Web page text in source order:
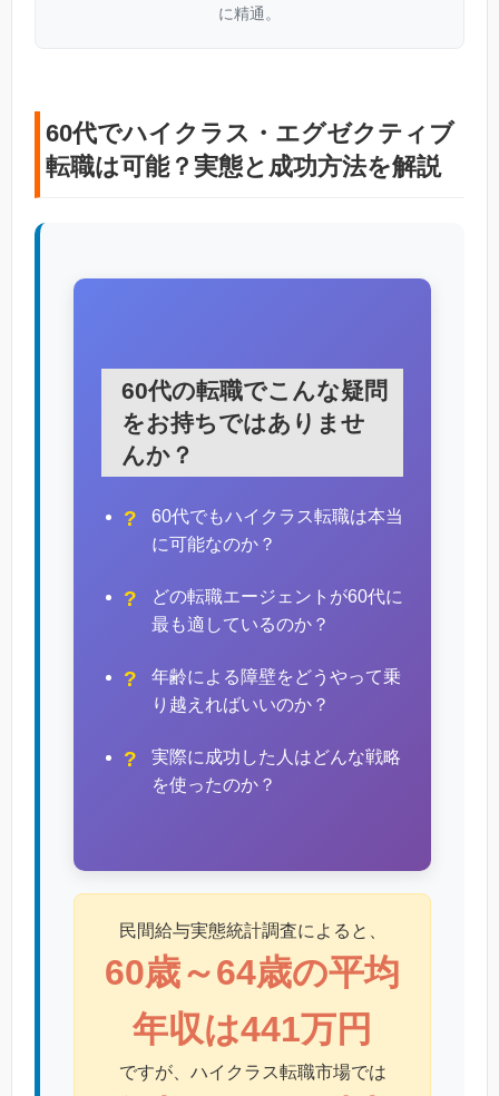
に精通。
60代でハイクラス・エグゼクティブ
転職は可能？実態と成功方法を解説
60代の転職でこんな疑問
をお持ちではありませ
んか？
60代でもハイクラス転職は本当
に可能なのか？
どの転職エージェントが60代に
最も適しているのか？
年齢による障壁をどうやって乗
り越えればいいのか？
実際に成功した人はどんな戦略
を使ったのか？
民間給与実態統計調査によると、
60歳～64歳の平均
年収は441万円
ですが、ハイクラス転職市場では